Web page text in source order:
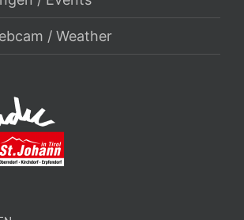
/ Weather